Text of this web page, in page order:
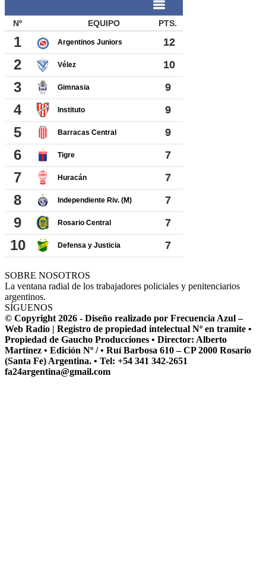
SOBRE NOSOTROS
La ventana radial de los trabajadores policiales y penitenciarios
argentinos.
SÍGUENOS
© Copyright 2026 - Diseño realizado por Frecuencia Azul –
Web Radio | Registro de propiedad intelectual Nº en tramite •
Propiedad de Gaucho Producciones • Director: Alberto
Martínez • Edición Nº / • Ruí Barbosa 610 – CP 2000 Rosario
(Santa Fe) Argentina. • Tel: +54 341 342-2651
fa24argentina@gmail.com